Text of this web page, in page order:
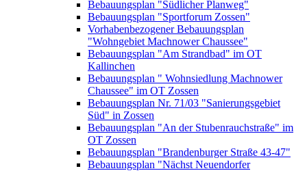
Bebauungsplan "Südlicher Planweg"
Bebauungsplan "Sportforum Zossen"
Vorhabenbezogener Bebauungsplan
"Wohngebiet Machnower Chaussee"
Bebauungsplan "Am Strandbad" im OT
Kallinchen
Bebauungsplan " Wohnsiedlung Machnower
Chaussee" im OT Zossen
Bebauungsplan Nr. 71/03 "Sanierungsgebiet
Süd" in Zossen
Bebauungsplan "An der Stubenrauchstraße" im
OT Zossen
Bebauungsplan "Brandenburger Straße 43-47"
Bebauungsplan "Nächst Neuendorfer